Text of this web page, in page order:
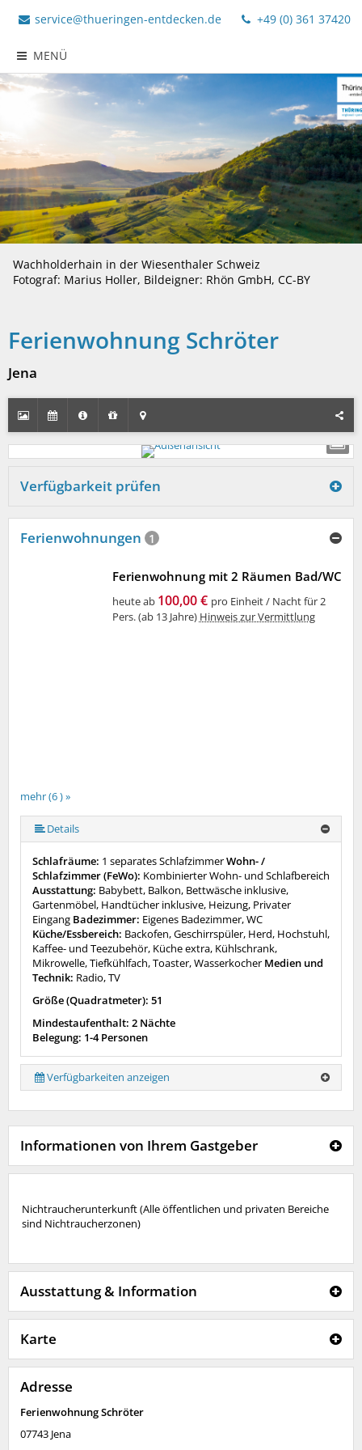
service@thueringen-entdecken.de +49 (0) 361 37420
MENÜ
Wachholderhain in der Wiesenthaler Schweiz
Fotograf: Marius Holler, Bildeigner: Rhön GmbH, CC-BY
Ferienwohnung Schröter
Jena
Verfügbarkeit prüfen
Ferienwohnungen 1
mehr (6 ) »
mehr (6 ) »
mehr (6 ) »
Ferienwohnung mit 2 Räumen Bad/WC
heute ab 100,00 € pro Einheit / Nacht für 2
Pers. (ab 13 Jahre) Hinweis zur Vermittlung
Details
Schlafräume: 1 separates SchlafzimmerWohn- /
Schlafzimmer (FeWo): Kombinierter Wohn- und Schlafbereich
Ausstattung: Babybett, Balkon, Bettwäsche inklusive,
Gartenmöbel, Handtücher inklusive, Heizung, Privater
Eingang Badezimmer: Eigenes Badezimmer, WC
Küche/Essbereich: Backofen, Geschirrspüler, Herd, Hochstuhl,
Kaffee- und Teezubehör, Küche extra, Kühlschrank,
Mikrowelle, Tiefkühlfach, Toaster, Wasserkocher Medien und
Technik: Radio, TV
Größe (Quadratmeter): 51
Mindestaufenthalt: 2 Nächte
Belegung: 1-4 Personen
Verfügbarkeiten anzeigen
Informationen von Ihrem Gastgeber
Nichtraucherunterkunft (Alle öffentlichen und privaten Bereiche
sind Nichtraucherzonen)
Ausstattung & Information
Karte
Adresse
Ferienwohnung Schröter
07743 Jena